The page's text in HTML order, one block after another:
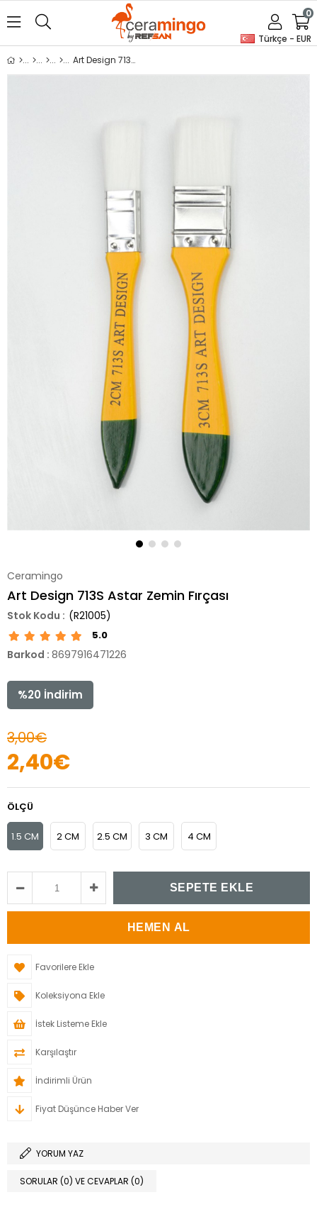
Türkçe - EUR
0
Art Design 713S Astar Zemin Fırçası
Ceramingo
Art Design 713S Astar Zemin Fırçası
(R21005)
5.0
Barkod : 8697916471226
%20 İndirim
3,00€
2,40€
ÖLÇÜ
1.5 CM 2 CM 2.5 CM 3 CM 4 CM
Favorilere Ekle
Koleksiyona Ekle
İstek Listeme Ekle
Karşılaştır
İndirimli Ürün
Fiyat Düşünce Haber Ver
YORUM YAZ
SORULAR (0) VE CEVAPLAR (0)